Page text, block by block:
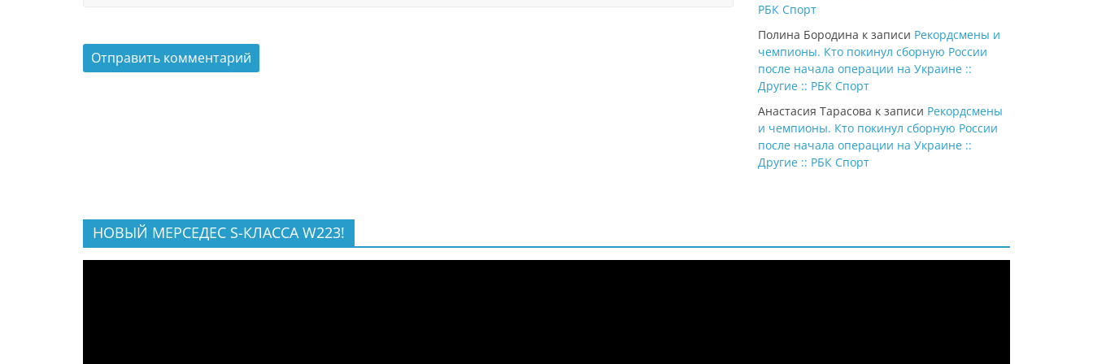
РБК Спорт
Полина Бородина к записи Рекордсмены и
чемпионы. Кто покинул сборную России
после начала операции на Украине ::
Другие :: РБК Спорт
Анастасия Тарасова к записи Рекордсмены
и чемпионы. Кто покинул сборную России
после начала операции на Украине ::
Другие :: РБК Спорт
НОВЫЙ МЕРСЕДЕС S-КЛАССА W223!